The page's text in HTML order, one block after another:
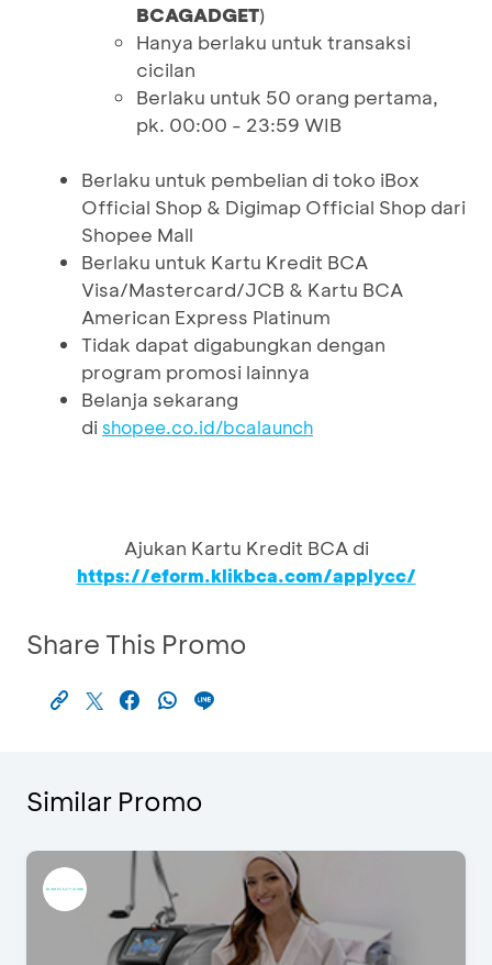
BCAGADGET)
Hanya berlaku untuk transaksi
cicilan
Berlaku untuk 50 orang pertama,
pk. 00:00 - 23:59 WIB
Berlaku untuk pembelian di toko iBox
Official Shop & Digimap Official Shop dari
Shopee Mall
Berlaku untuk Kartu Kredit BCA
Visa/Mastercard/JCB & Kartu BCA
American Express Platinum
Tidak dapat digabungkan dengan
program promosi lainnya
Belanja sekarang
dishopee.co.id/bcalaunch
Ajukan Kartu Kredit BCA di
https://eform.klikbca.com/applycc/
Share This Promo
Similar Promo